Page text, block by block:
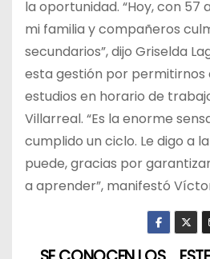
la oportunidad. “Hoy, con 57
mi familia y compañeros
secundarios”, dijo Griselda
esta gestión por permitirnos
estudios en horario de
Villarreal. “Es la enorme
cumplido un ciclo. Le digo a
puede, gracias por
a aprender”, manifestó